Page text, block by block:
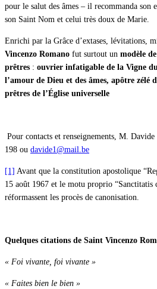
pour le salut des âmes – il recommanda son
son Saint Nom et celui très doux de Marie.
Enrichi par la Grâce d’extases, lévitations,
Vincenzo Romano fut surtout un modèle
prêtres : ouvrier infatigable de la Vigne
l’amour de Dieu et des âmes, apôtre zélé
prêtres de l’Église universelle
Pour contacts et renseignements, M.
198 ou davide1@mail.be
[1] Avant que la constitution apostolique
15 août 1967 et le motu proprio “Sanctitatis
réformassent les procès de canonisation.
Quelques citations de Saint Vincenzo
« Foi vivante, foi vivante »
« Faites bien le bien »